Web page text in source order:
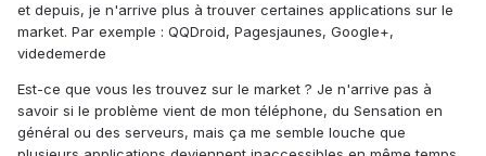
et depuis, je n'arrive plus à trouver certaines applications sur le
market. Par exemple : QQDroid, Pagesjaunes, Google+,
videdemerde
Est-ce que vous les trouvez sur le market ? Je n'arrive pas à
savoir si le problème vient de mon téléphone, du Sensation en
général ou des serveurs, mais ça me semble louche que